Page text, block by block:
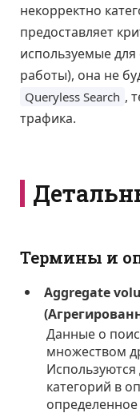
некорректно
предоставляет
используемые
работы), она не
Queryless Search ,
трафика.
Термины и
Aggregate
Данные о
множеством
категорий в